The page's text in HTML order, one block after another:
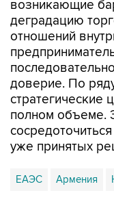
возникающие
деградацию
отношений
доверие. По
стратегические
полном объеме.
уже принятых
ЕАЭС Армения